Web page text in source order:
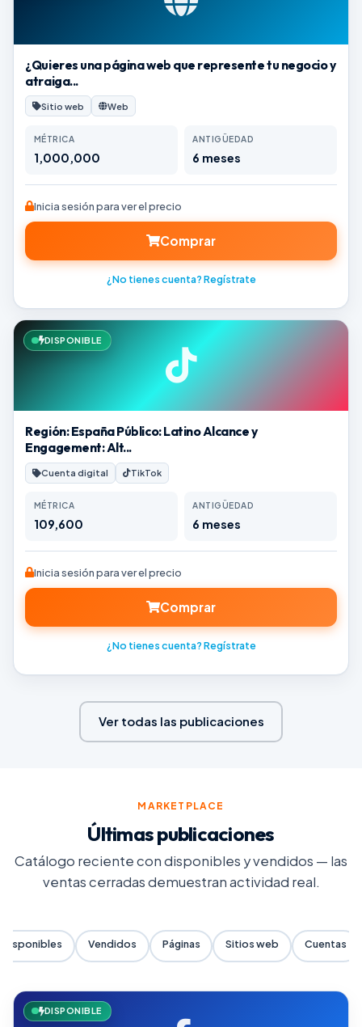
¿Quieres una página web que represente tu negocio y
atraiga...
Sitio web Web
MÉTRICA
1,000,000
ANTIGÜEDAD
6 meses
Inicia sesión para ver el precio
Comprar
¿No tienes cuenta? Regístrate
DISPONIBLE
Región: España Público: Latino Alcance y
Engagement: Alt...
Cuenta digital TikTok
MÉTRICA
109,600
ANTIGÜEDAD
6 meses
Inicia sesión para ver el precio
Comprar
¿No tienes cuenta? Regístrate
Ver todas las publicaciones
MARKETPLACE
Últimas publicaciones
Catálogo reciente con disponibles y vendidos — las
ventas cerradas demuestran actividad real.
Disponibles Vendidos Páginas Sitios web Cuentas
DISPONIBLE